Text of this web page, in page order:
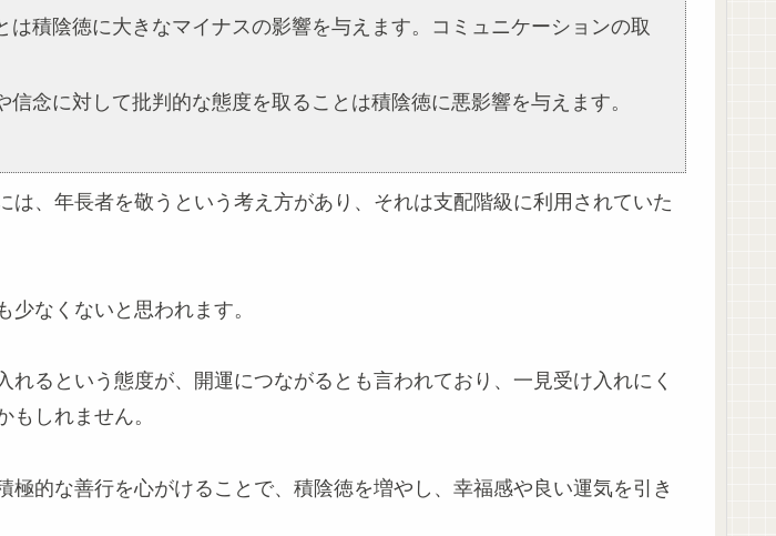
積陰徳に大きなマイナスの影響を与えます。コミュニケーションの取
念に対して批判的な態度を取ることは積陰徳に悪影響を与えます。
、年長者を敬うという考え方があり、それは支配階級に利用されていた
なくないと思われます。
るという態度が、開運につながるとも言われており、一見受け入れにく
しれません。
的な善行を心がけることで、積陰徳を増やし、幸福感や良い運気を引き